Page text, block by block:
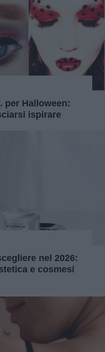
per Halloween:
ispirare
nel 2026:
e cosmesi